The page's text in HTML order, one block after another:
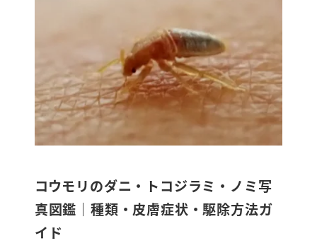
コウモリのダニ・トコジラミ・ノミ写
真図鑑｜種類・皮膚症状・駆除方法ガ
イド